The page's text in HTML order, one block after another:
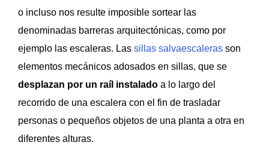
o incluso nos resulte imposible sortear las
denominadas barreras arquitectónicas, como por
ejemplo las escaleras. Las sillas salvaescaleras son
elementos mecánicos adosados en sillas, que se
desplazan por un raíl instalado a lo largo del
recorrido de una escalera con el fin de trasladar
personas o pequeños objetos de una planta a otra en
diferentes alturas.